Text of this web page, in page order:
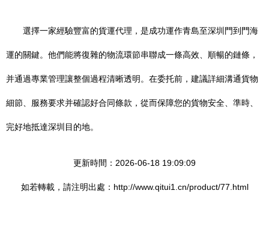
選擇一家經驗豐富的貨運代理，是成功運作青島至深圳門到門海
運的關鍵。他們能將復雜的物流環節串聯成一條高效、順暢的鏈條，
并通過專業管理讓整個過程清晰透明。在委托前，建議詳細溝通貨物
細節、服務要求并確認好合同條款，從而保障您的貨物安全、準時、
完好地抵達深圳目的地。
更新時間：2026-06-18 19:09:09
如若轉載，請注明出處：http://www.qitui1.cn/product/77.html